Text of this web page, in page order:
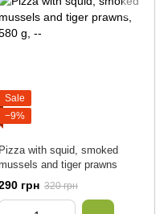
Sale
−9%
Pizza with squid, smoked
and tiger prawns
грн 320 грн